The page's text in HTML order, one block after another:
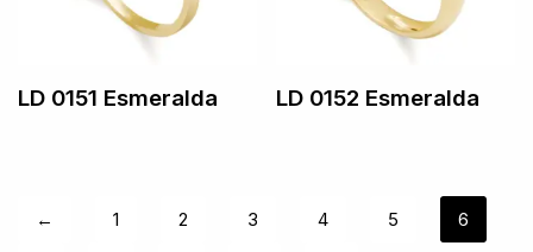
LD 0151 Esmeralda LD 0152 Esmeralda
← 1 2 3 4 5 6